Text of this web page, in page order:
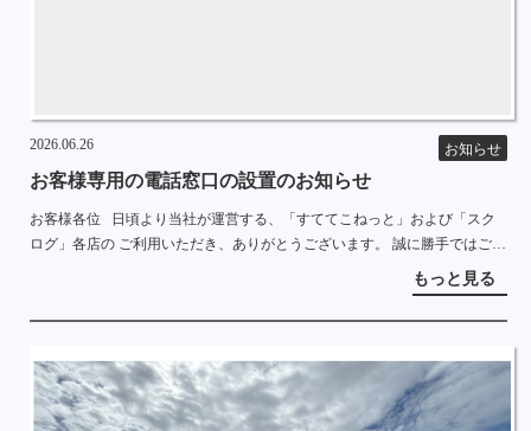
お知らせ
2026.06.26
お客様専用の電話窓口の設置のお知らせ
お客様各位 日頃より当社が運営する、「すててこねっと」および「スク
ログ」各店の ご利用いただき、ありがとうございます。 誠に勝手ではござ
いますが、2026年6月26日より ネットショップお客様専用の電話番号を設
もっと見る